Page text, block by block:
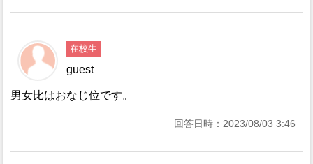
在校生
guest
男女比はおなじ位です。
回答日時：2023/08/03 3:46